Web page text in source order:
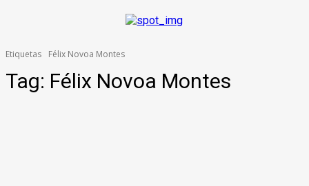
Etiquetas Félix Novoa Montes
Tag: Félix Novoa Montes